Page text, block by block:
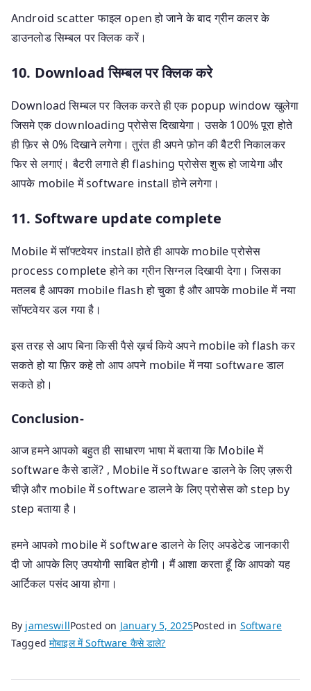
Android scatter फाइल open हो जाने के बाद ग्रीन कलर के
डाउनलोड सिम्बल पर क्लिक करें।
10. Download सिम्बल पर क्लिक करे
Download सिम्बल पर क्लिक करते ही एक popup window खुलेगा
जिसमे एक downloading प्रोसेस दिखायेगा। उसके 100% पूरा होते
ही फ़िर से 0% दिखाने लगेगा। तुरंत ही अपने फ़ोन की बैटरी निकालकर
फिर से लगाएं। बैटरी लगाते ही flashing प्रोसेस शुरू हो जायेगा और
आपके mobile में software install होने लगेगा।
11. Software update complete
Mobile में सॉफ्टवेयर install होते ही आपके mobile प्रोसेस
process complete होने का ग्रीन सिग्नल दिखायी देगा। जिसका
मतलब है आपका mobile flash हो चुका है और आपके mobile में नया
सॉफ्टवेयर डल गया है।
इस तरह से आप बिना किसी पैसे ख़र्च किये अपने mobile को flash कर
सकते हो या फ़िर कहे तो आप अपने mobile में नया software डाल
सकते हो।
Conclusion-
आज हमने आपको बहुत ही साधारण भाषा में बताया कि Mobile में
software कैसे डालें? , Mobile में software डालने के लिए ज़रूरी
चीज़े और mobile में software डालने के लिए प्रोसेस को step by
step बताया है।
हमने आपको mobile में software डालने के लिए अपडेटेड जानकारी
दी जो आपके लिए उपयोगी साबित होगी। मैं आशा करता हूँ कि आपको यह
आर्टिकल पसंद आया होगा।
By jameswillPosted on January 5, 2025Posted in Software
Taggedमोबाइल में Software कैसे डाले?